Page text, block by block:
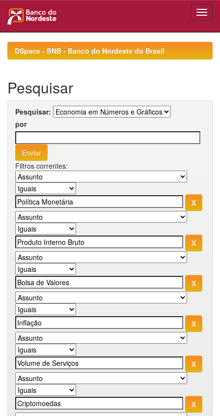
navigationDSpace - BNB - Banco do Nordeste do Brasil
Pesquisar
Pesquisar:
por
Filtros correntes: